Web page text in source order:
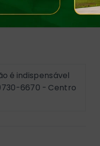
é indispensável
6670 - Centro